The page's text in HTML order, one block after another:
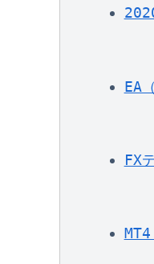
EA
FX